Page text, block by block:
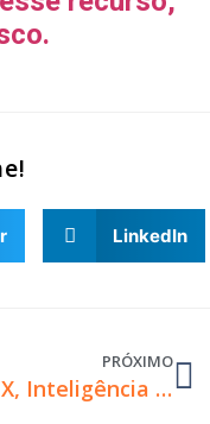
LinkedIn
PRÓXIMO
WIDEX, Inteligência artificial para o melhor som natural!